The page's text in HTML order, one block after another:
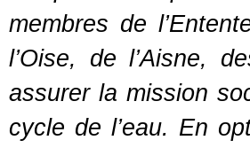
membres de
l’Oise, de l’Aisne,
assurer la mission
cycle de l’eau. En